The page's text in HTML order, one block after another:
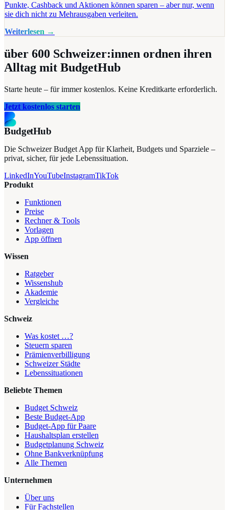
Punkte, Cashback und Aktionen können sparen – aber nur, wenn
sie dich nicht zu Mehrausgaben verleiten.
Weiterlesen →
über 600 Schweizer:innen ordnen ihren
Alltag mit BudgetHub
Starte heute – für immer kostenlos. Keine Kreditkarte erforderlich.
Jetzt kostenlos starten
BudgetHub
Die Schweizer Budget App für Klarheit, Budgets und Sparziele –
privat, sicher, für jede Lebenssituation.
LinkedInYouTubeInstagramTikTok
Produkt
Funktionen
Preise
Rechner & Tools
Vorlagen
App öffnen
Wissen
Ratgeber
Wissenshub
Akademie
Vergleiche
Schweiz
Was kostet …?
Steuern sparen
Prämienverbilligung
Schweizer Städte
Lebenssituationen
Beliebte Themen
Budget Schweiz
Beste Budget-App
Budget-App für Paare
Haushaltsplan erstellen
Budgetplanung Schweiz
Ohne Bankverknüpfung
Alle Themen
Unternehmen
Über uns
Für Fachstellen